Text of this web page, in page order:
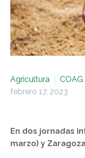
Agricultura COAG
febrero 17, 2023
En dos jornadas
marzo) y